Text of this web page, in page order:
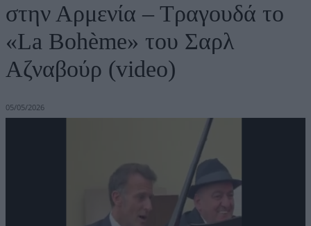
στην Αρμενία – Τραγουδά το
«La Bohème» του Σαρλ
Αζναβούρ (video)
05/05/2026